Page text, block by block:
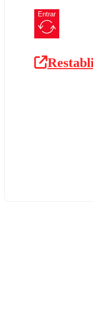
Entrar